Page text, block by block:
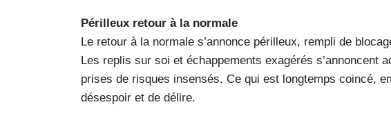
Périlleux retour à la normale
Le retour à la normale s’annonce périlleux, rempli de
Les replis sur soi et échappements exagérés s’annoncent
prises de risques insensés. Ce qui est longtemps coincé,
désespoir et de délire.